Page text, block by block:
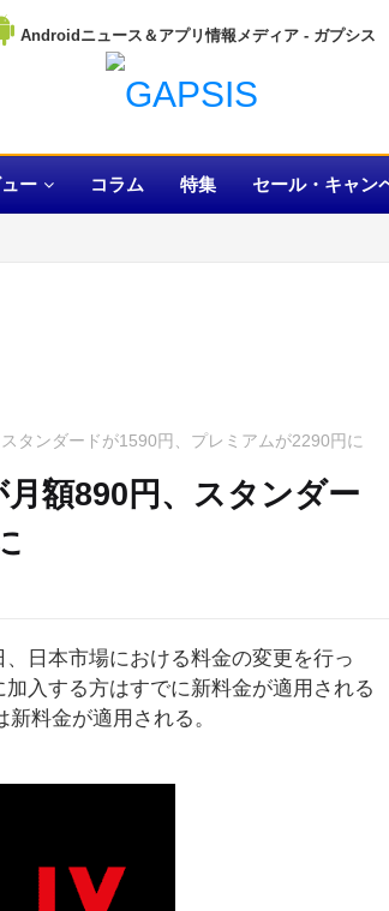
Androidニュース＆アプリ情報メディア
ー コラム 特集 セール・キャン
タンダードが1590円、プレミアムが2290円に
額890円、スタンダー
日本市場における料金の変更を行っ
入する方はすでに新料金が適用される
料金が適用される。